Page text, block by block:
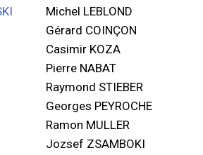
Michel LEBLOND
Gérard COINÇON
Casimir KOZA
Pierre NABAT
Raymond STIEBER
Georges PEYROCHE
Ramon MULLER
Jozsef ZSAMBOKI